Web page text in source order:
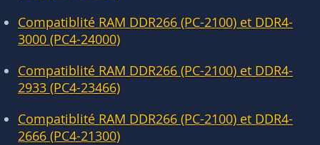
Compatiblité RAM DDR266 (PC-2100) et DDR4-
3000 (PC4-24000)
Compatiblité RAM DDR266 (PC-2100) et DDR4-
2933 (PC4-23466)
Compatiblité RAM DDR266 (PC-2100) et DDR4-
2666 (PC4-21300)